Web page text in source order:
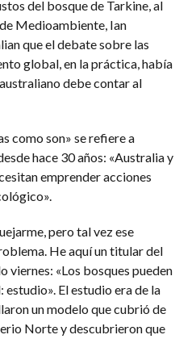
del bosque de Tarkine, al
Medioambiente, Ian
que el debate sobre las
global, en la práctica, había
debe contar al
como son» se refiere a
hace 30 años: «Australia y
emprender acciones
pero tal vez ese
He aquí un titular del
viernes: «Los bosques pueden
El estudio era de la
un modelo que cubrió de
Norte y descubrieron que